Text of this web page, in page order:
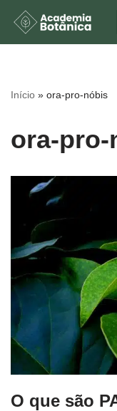
Pular
conteúdo
Início » ora-pro-nóbis
ora-
O que são